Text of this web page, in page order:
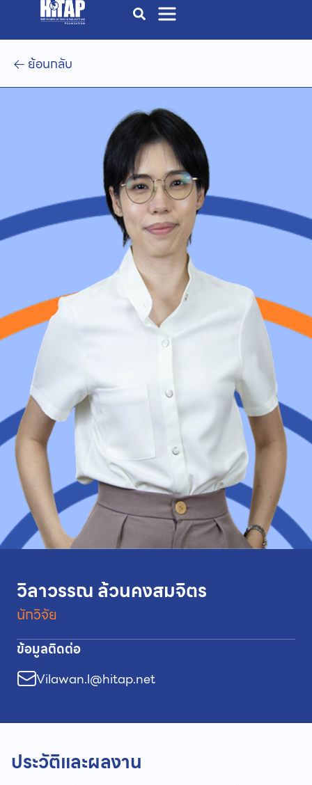
ย้อนกลับ
วิลาวรรณ ล้วนคงสมจิตร
นักวิจัย
ข้อมูลติดต่อ
Vilawan.l@hitap.net
ประวัติและผลงาน